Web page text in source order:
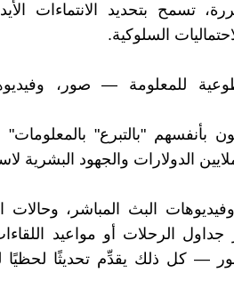
تسمح بتحديد الانتماءات
السلوكية.
للمعلومة — صور،
بأنفسهم "بالتبرع"
الدولارات والجهود البشرية
البث المباشر، وحالات
جداول الرحلات أو مواعيد
— كل ذلك يقدِّم تحديثًا